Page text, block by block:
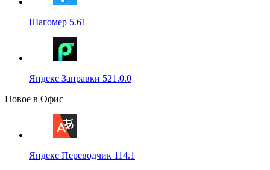
Шагомер 5.61
Яндекс Заправки 521.0.0
Новое в Офис
Яндекс Переводчик 114.1